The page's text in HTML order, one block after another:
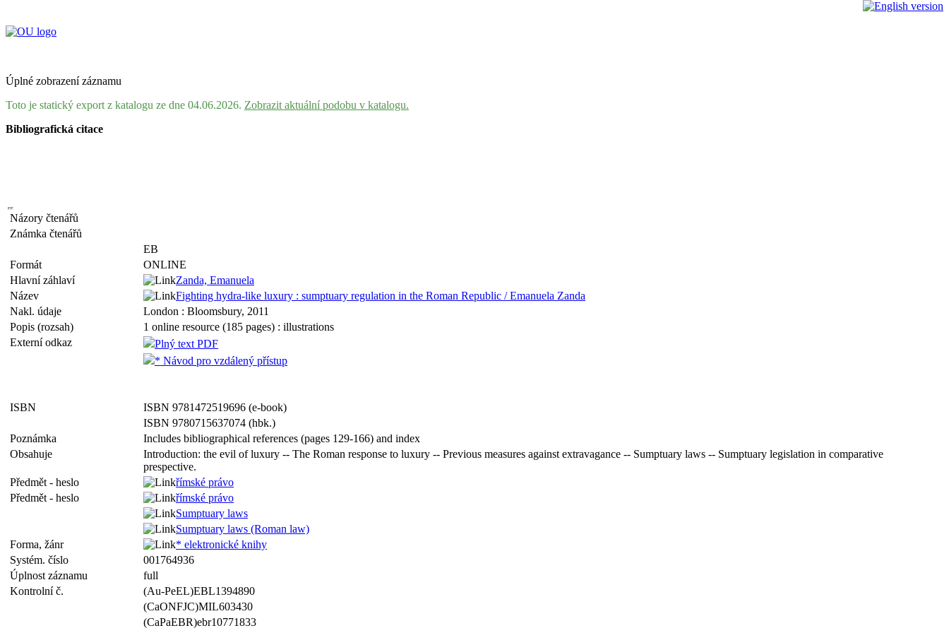
Úplné zobrazení záznamu
Toto je statický export z katalogu ze dne 04.06.2026. Zobrazit aktuální podobu v katalogu.
Bibliografická citace
Názory čtenářů
Známka čtenářů
EB
Formát
ONLINE
Hlavní záhlaví
Zanda, Emanuela
Název
Fighting hydra-like luxury : sumptuary regulation in the Roman Republic / Emanuela Zanda
Nakl. údaje
London : Bloomsbury, 2011
Popis (rozsah)
1 online resource (185 pages) : illustrations
Externí odkaz
Plný text PDF
* Návod pro vzdálený přístup
ISBN
ISBN 9781472519696 (e-book)
ISBN 9780715637074 (hbk.)
Poznámka
Includes bibliographical references (pages 129-166) and index
Obsahuje
Introduction: the evil of luxury -- The Roman response to luxury -- Previous measures against extravagance -- Sumptuary laws -- Sumptuary legislation in comparative
prespective.
Předmět - heslo
římské právo
Předmět - heslo
římské právo
Sumptuary laws
Sumptuary laws (Roman law)
Forma, žánr
* elektronické knihy
Systém. číslo
001764936
Úplnost záznamu
full
Kontrolní č.
(Au-PeEL)EBL1394890
(CaONFJC)MIL603430
(CaPaEBR)ebr10771833